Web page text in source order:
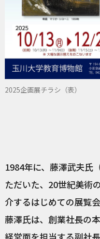
2025企画展チラシ（表）
1984年に、藤澤武夫氏
ただいた、20世紀美術
介するはじめての展覧会
藤澤氏は、創業社長の